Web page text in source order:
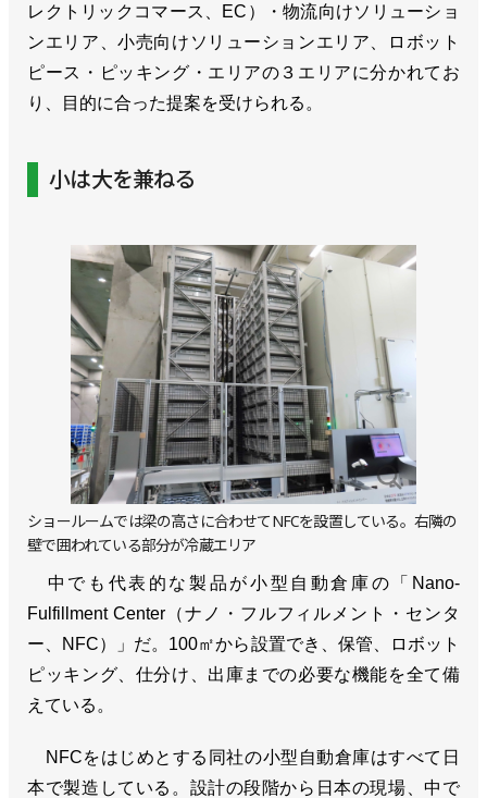
レクトリックコマース、EC）・物流向けソリューショ
ンエリア、小売向けソリューションエリア、ロボット
ピース・ピッキング・エリアの３エリアに分かれてお
り、目的に合った提案を受けられる。
小は大を兼ねる
ショールームでは梁の高さに合わせてNFCを設置している。右隣の
壁で囲われている部分が冷蔵エリア
中でも代表的な製品が小型自動倉庫の「Nano-
Fulfillment Center（ナノ・フルフィルメント・センタ
ー、NFC）」だ。100㎡から設置でき、保管、ロボット
ピッキング、仕分け、出庫までの必要な機能を全て備
えている。
NFCをはじめとする同社の小型自動倉庫はすべて日
本で製造している。設計の段階から日本の現場、中で